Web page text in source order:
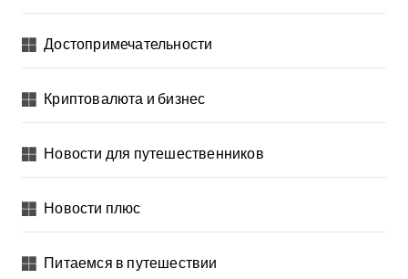
Достопримечательности
Криптовалюта и бизнес
Новости для путешественников
Новости плюс
Питаемся в путешествии